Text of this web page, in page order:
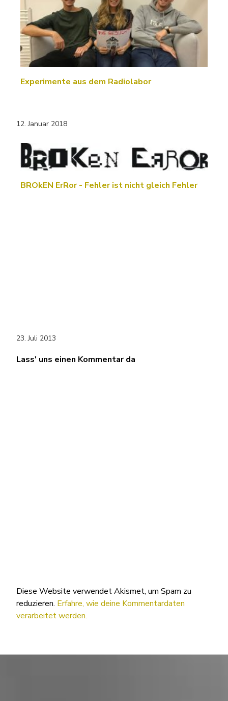
Experimente aus dem Radiolabor
12. Januar 2018
BROkEN ErRor - Fehler ist nicht gleich Fehler
23. Juli 2013
Lass' uns einen Kommentar da
Diese Website verwendet Akismet, um Spam zu
reduzieren. Erfahre, wie deine Kommentardaten
verarbeitet werden.